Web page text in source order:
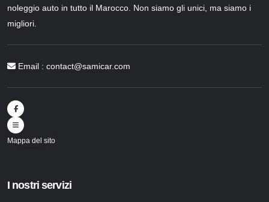
noleggio auto in tutto il Marocco. Non siamo gli unici, ma siamo i
migliori.
Email : contact@samicar.com
Mappa del sito
I nostri servizi